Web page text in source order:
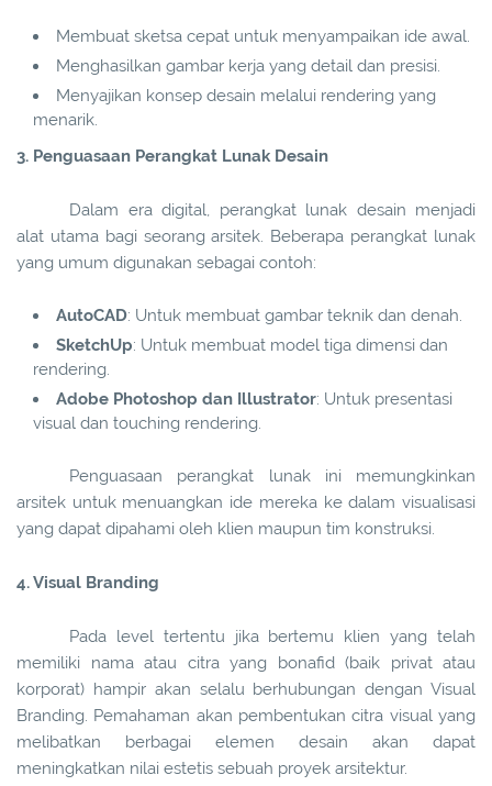
Membuat sketsa cepat untuk menyampaikan ide awal.
Menghasilkan gambar kerja yang detail dan presisi.
Menyajikan konsep desain melalui rendering yang
menarik.
3. Penguasaan Perangkat Lunak Desain
Dalam era digital, perangkat lunak desain menjadi
alat utama bagi seorang arsitek. Beberapa perangkat lunak
yang umum digunakan sebagai contoh:
AutoCAD: Untuk membuat gambar teknik dan denah.
SketchUp: Untuk membuat model tiga dimensi dan
rendering.
Adobe Photoshop dan Illustrator: Untuk presentasi
visual dan touching rendering.
Penguasaan perangkat lunak ini memungkinkan
arsitek untuk menuangkan ide mereka ke dalam visualisasi
yang dapat dipahami oleh klien maupun tim konstruksi.
4. Visual Branding
Pada level tertentu jika bertemu klien yang telah
memiliki nama atau citra yang bonafid (baik privat atau
korporat) hampir akan selalu berhubungan dengan Visual
Branding. Pemahaman akan pembentukan citra visual yang
melibatkan berbagai elemen desain akan dapat
meningkatkan nilai estetis sebuah proyek arsitektur.